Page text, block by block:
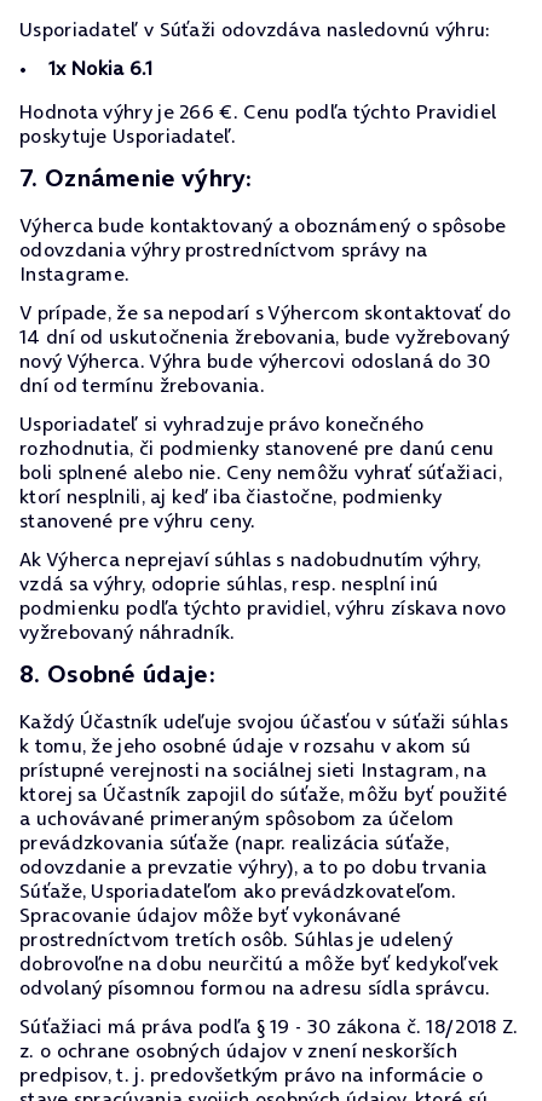
Usporiadateľ v Súťaži odovzdáva nasledovnú výhru:
1x Nokia 6.1
Hodnota výhry je 266 €. Cenu podľa týchto Pravidiel
poskytuje Usporiadateľ.
7. Oznámenie výhry:
Výherca bude kontaktovaný a oboznámený o spôsobe
odovzdania výhry prostredníctvom správy na
Instagrame.
V prípade, že sa nepodarí s Výhercom skontaktovať do
14 dní od uskutočnenia žrebovania, bude vyžrebovaný
nový Výherca. Výhra bude výhercovi odoslaná do 30
dní od termínu žrebovania.
Usporiadateľ si vyhradzuje právo konečného
rozhodnutia, či podmienky stanovené pre danú cenu
boli splnené alebo nie. Ceny nemôžu vyhrať súťažiaci,
ktorí nesplnili, aj keď iba čiastočne, podmienky
stanovené pre výhru ceny.
Ak Výherca neprejaví súhlas s nadobudnutím výhry,
vzdá sa výhry, odoprie súhlas, resp. nesplní inú
podmienku podľa týchto pravidiel, výhru získava novo
vyžrebovaný náhradník.
8. Osobné údaje:
Každý Účastník udeľuje svojou účasťou v súťaži súhlas
k tomu, že jeho osobné údaje v rozsahu v akom sú
prístupné verejnosti na sociálnej sieti Instagram, na
ktorej sa Účastník zapojil do súťaže, môžu byť použité
a uchovávané primeraným spôsobom za účelom
prevádzkovania súťaže (napr. realizácia súťaže,
odovzdanie a prevzatie výhry), a to po dobu trvania
Súťaže, Usporiadateľom ako prevádzkovateľom.
Spracovanie údajov môže byť vykonávané
prostredníctvom tretích osôb. Súhlas je udelený
dobrovoľne na dobu neurčitú a môže byť kedykoľvek
odvolaný písomnou formou na adresu sídla správcu.
Súťažiaci má práva podľa § 19 - 30 zákona č. 18/2018 Z.
z. o ochrane osobných údajov v znení neskorších
predpisov, t. j. predovšetkým právo na informácie o